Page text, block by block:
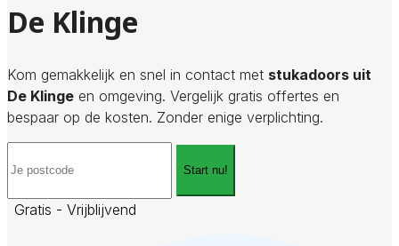
De Klinge
Kom gemakkelijk en snel in contact met stukadoors uit
De Klinge en omgeving. Vergelijk gratis offertes en
bespaar op de kosten. Zonder enige verplichting.
Start nu!
Gratis - Vrijblijvend